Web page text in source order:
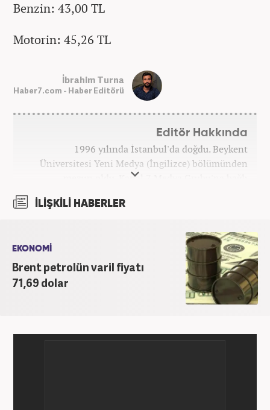
Benzin: 43,00 TL
Motorin: 45,26 TL
İbrahim Turna
Haber7.com - Haber Editörü
Editör Hakkında
1996 yılında İstanbul'da doğdu. Beykent
Üniversitesi Yeni Medya (İngilizce) bölümünden
mezun oldu. Kanal 7 Medya Grubu'na bağlı
İLİŞKİLİ HABERLER
EKONOMİ
Brent petrolün varil fiyatı
71,69 dolar